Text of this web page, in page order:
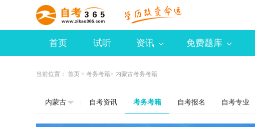
首页 试听 资讯 免费题库
当前位置： 首页 > 考务考籍> 内蒙古考务考籍
内蒙古 自考资讯 考务考籍 自考报名 自考专业